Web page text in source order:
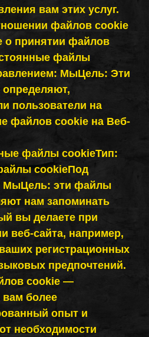
вам этих услуг.
файлов cookie
о принятии файлов
файлы
МыЦель: Эти
пользователи на
файлов cookie на Веб-
файлы cookieТип:
cookieПод
МыЦель: эти файлы
нам запоминать
вы делаете при
веб-сайта, например,
регистрационных
предпочтений.
cookie —
вам более
опыт и
необходимости